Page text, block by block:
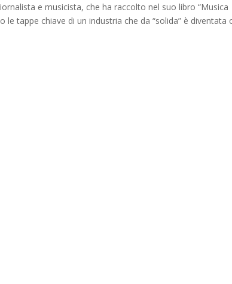
e musicista, che ha raccolto nel suo libro “Musica
le tappe chiave di un industria che da “solida” è diventata